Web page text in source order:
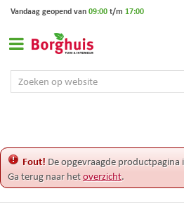
e
t
Vandaag geopend van09:00t/m 17:00
Fout! De opgevraagde
Ga terug naar hetoverzicht.